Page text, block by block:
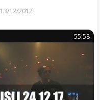
13/12/2012
55:58